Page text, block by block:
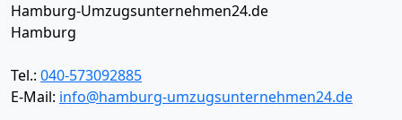
Hamburg-Umzugsunternehmen24.de
Hamburg
Tel.: 040-573092885
E-Mail: info@hamburg-umzugsunternehmen24.de